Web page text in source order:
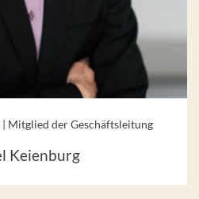
Mitglied der Geschäftsleitung
Keienburg